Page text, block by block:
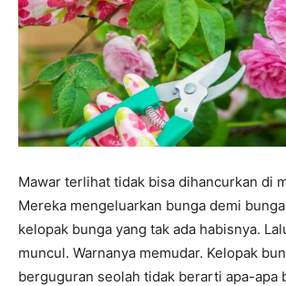
Mawar terlihat tidak bisa dihancurkan di
Mereka mengeluarkan bunga demi
kelopak bunga yang tak ada habisnya.
muncul. Warnanya memudar. Kelopak
berguguran seolah tidak berarti apa-apa